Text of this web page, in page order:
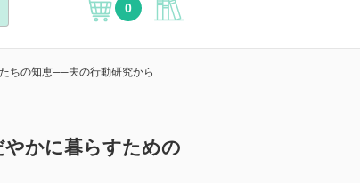
0
ちの知恵──夫の行動研究から
やかに暮らすための